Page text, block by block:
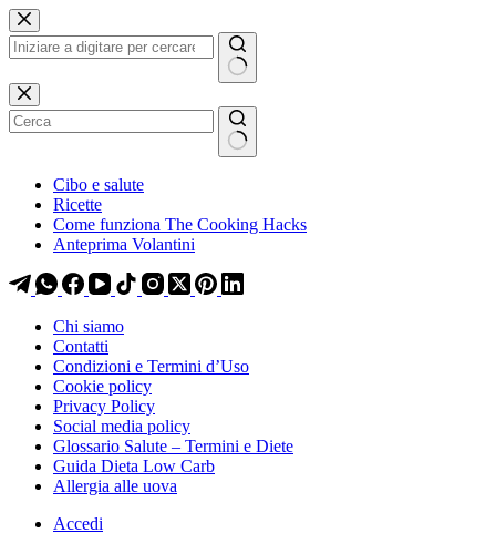
Salta
al
contenuto
Salta
al
contenuto
Nessun
risultato
Cibo e salute
Ricette
Come funziona The Cooking Hacks
Anteprima Volantini
Chi siamo
Contatti
Condizioni e Termini d’Uso
Cookie policy
Privacy Policy
Social media policy
Glossario Salute – Termini e Diete
Guida Dieta Low Carb
Allergia alle uova
Accedi